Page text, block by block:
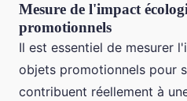
Mesure de l'impact
promotionnels
Il est essentiel de mesurer
objets promotionnels pour
contribuent réellement à